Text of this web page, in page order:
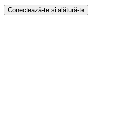
Conectează-te și alătură-te